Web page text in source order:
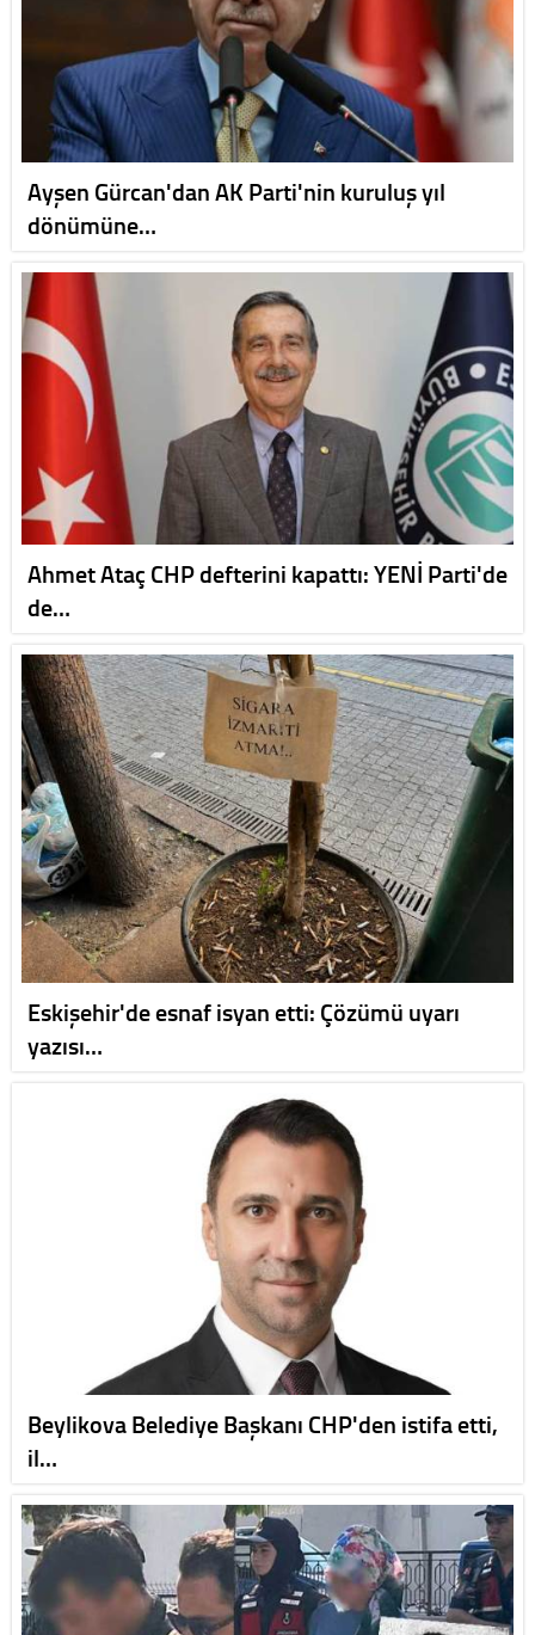
Ayşen Gürcan'dan AK Parti'nin kuruluş yıl
dönümüne…
Ahmet Ataç CHP defterini kapattı: YENİ Parti'de
de…
Eskişehir'de esnaf isyan etti: Çözümü uyarı
yazısı…
Beylikova Belediye Başkanı CHP'den istifa etti,
il…